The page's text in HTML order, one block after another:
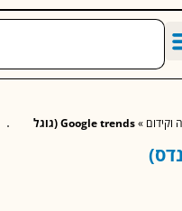
Google trends (גוגל